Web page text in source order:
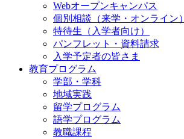
Webオープンキャンパス
個別相談（来学・オンライン）
特待生（入学者向け）
パンフレット・資料請求
入学予定者の皆さま
教育プログラム
学部・学科
地域実践
留学プログラム
語学プログラム
教職課程